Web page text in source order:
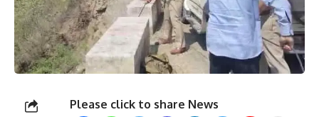
Please click to share News